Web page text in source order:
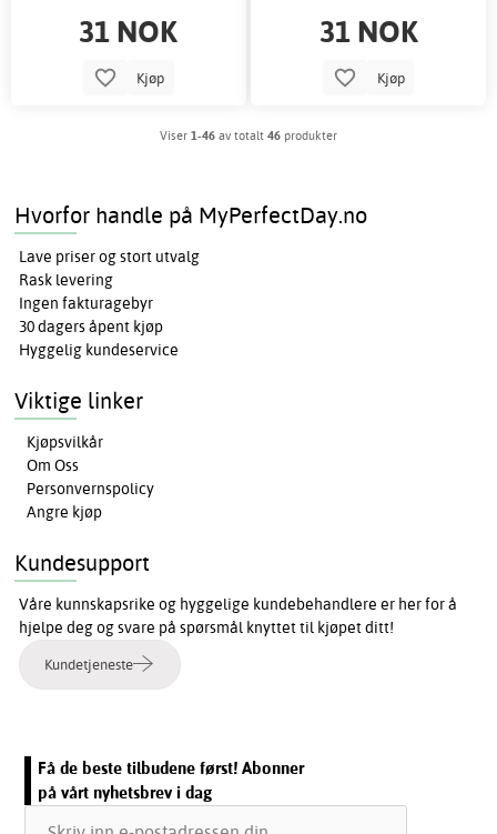
31 NOK
Kjøp
31 NOK
Kjøp
Viser 1-46 av totalt 46 produkter
Hvorfor handle på MyPerfectDay.no
Lave priser og stort utvalg
Rask levering
Ingen fakturagebyr
30 dagers åpent kjøp
Hyggelig kundeservice
Viktige linker
Kjøpsvilkår
Om Oss
Personvernspolicy
Angre kjøp
Kundesupport
Våre kunnskapsrike og hyggelige kundebehandlere er her for å
hjelpe deg og svare på spørsmål knyttet til kjøpet ditt!
Kundetjeneste
Få de beste tilbudene først! Abonner
på vårt nyhetsbrev i dag